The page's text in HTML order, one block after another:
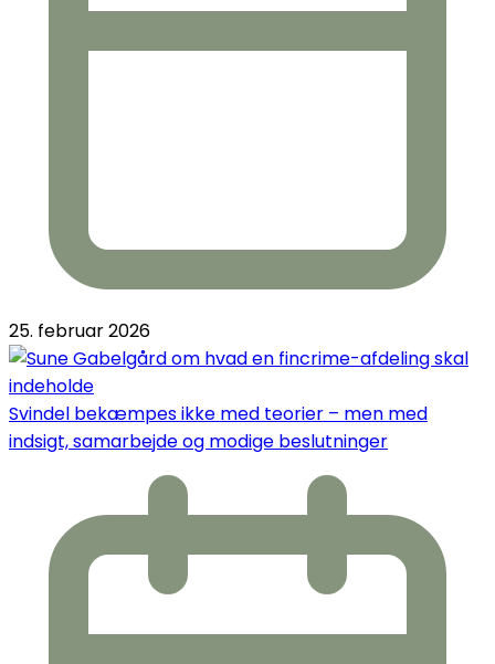
25. februar 2026
Svindel bekæmpes ikke med teorier – men med
indsigt, samarbejde og modige beslutninger